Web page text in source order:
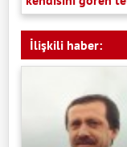
İlişkili haber: